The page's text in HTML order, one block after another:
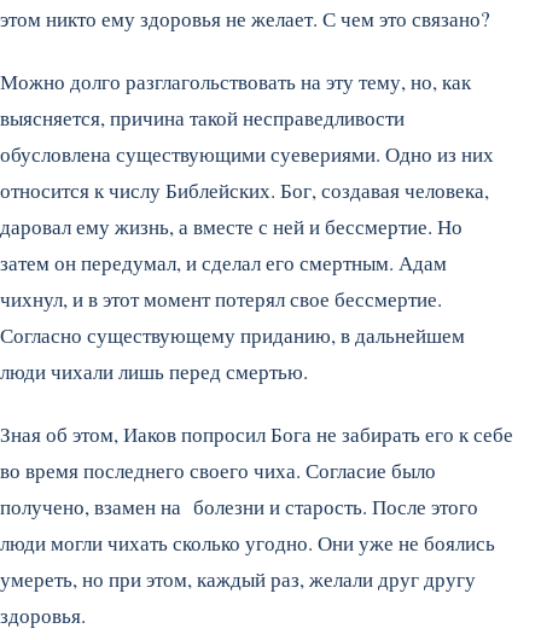
этом никто ему здоровья не желает. С чем это связано?
Можно долго разглагольствовать на эту тему, но, как
выясняется, причина такой несправедливости
обусловлена существующими суевериями. Одно из них
относится к числу Библейских. Бог, создавая человека,
даровал ему жизнь, а вместе с ней и бессмертие. Но
затем он передумал, и сделал его смертным. Адам
чихнул, и в этот момент потерял свое бессмертие.
Согласно существующему приданию, в дальнейшем
люди чихали лишь перед смертью.
Зная об этом, Иаков попросил Бога не забирать его к себе
во время последнего своего чиха. Согласие было
получено, взамен на болезни и старость. После этого
люди могли чихать сколько угодно. Они уже не боялись
умереть, но при этом, каждый раз, желали друг другу
здоровья.